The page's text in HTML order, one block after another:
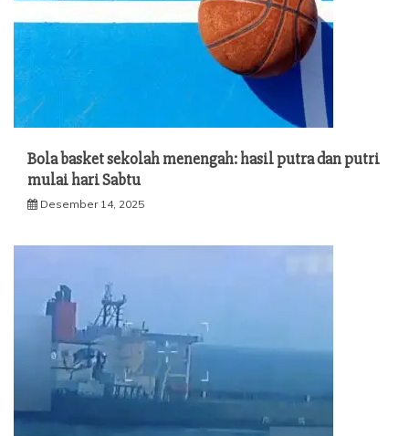
Bola basket sekolah menengah: hasil putra dan putri
mulai hari Sabtu
Desember 14, 2025